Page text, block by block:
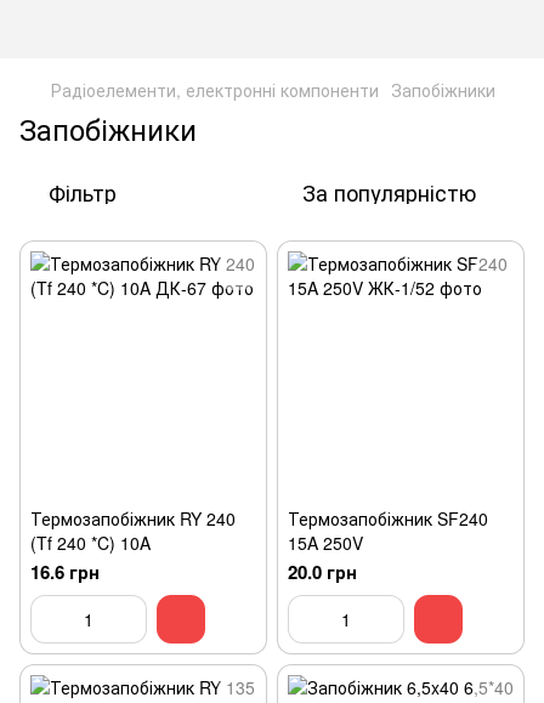
Радіоелементи, електронні компоненти Запобіжники
Запобіжники
Фільтр За популярністю
Термозапобіжник RY 240
(Tf 240 *C) 10A
16.6 грн
Термозапобіжник SF240
15A 250V
20.0 грн